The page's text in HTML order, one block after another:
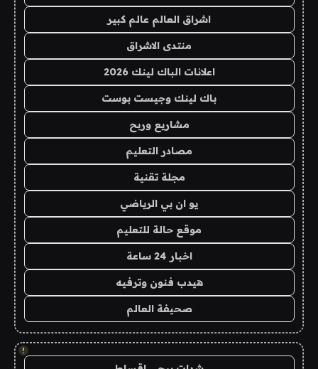
اشراق العالم عالم كبير
منتدى الاشراق
اعلانات الباك لينك 2026
باك لينك وجيست بوست
مشاريع وربح
مصادر التعليم
مجلة تقنية
يو ان بي الرياضي
موقع حالة للتعليم
اخبار 24 ساعة
هيدب فنون وترفيه
صحيفة العالم
!